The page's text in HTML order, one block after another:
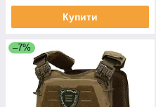
Купити
–7%